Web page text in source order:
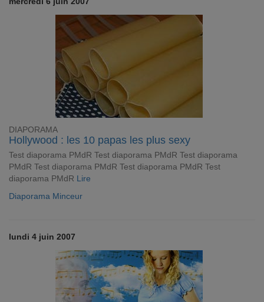
DIAPORAMA
Hollywood : les 10 papas les plus sexy
Test diaporama PMdR Test diaporama PMdR Test diaporama
PMdR Test diaporama PMdR Test diaporama PMdR Test
diaporama PMdR Lire
Diaporama Minceur
lundi 4 juin 2007